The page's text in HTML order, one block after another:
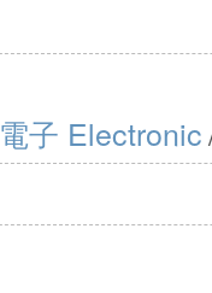
電子 Electronic